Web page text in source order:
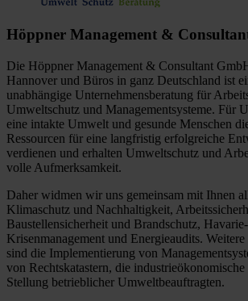
Höppner Management &
Die Höppner Management & Consultant
Hannover und Büros in ganz Deutschland ist
unabhängige Unternehmensberatung für
Umweltschutz und Managementsysteme. Für
eine intakte Umwelt und gesunde Menschen
Ressourcen für eine langfristig erfolgreiche
verdienen und erhalten Umweltschutz und
volle Aufmerksamkeit.
Daher widmen wir uns gemeinsam mit Ihnen
Klimaschutz und Nachhaltigkeit,
Baustellensicherheit und Brandschutz,
Krisenmanagement und Energieaudits.
sind die Implementierung von
von Rechtskatastern, die
Stellung betrieblicher Umweltbeauftragten.